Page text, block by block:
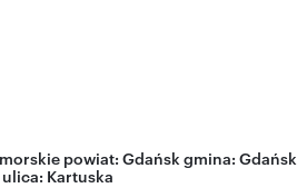
powiat: Gdańsk gmina: Gdańsk
ulica: Kartuska